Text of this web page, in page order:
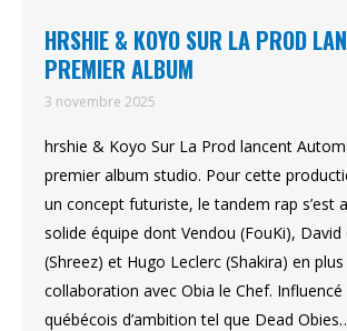
HRSHIE & KOYO SUR LA PROD
PREMIER ALBUM
3 novembre 2025
hrshie & Koyo Sur La Prod lancent
premier album studio. Pour cette
un concept futuriste, le tandem rap s’est
solide équipe dont Vendou (FouKi), David
(Shreez) et Hugo Leclerc (Shakira) en plus
collaboration avec Obia le Chef. Influencé
québécois d’ambition tel que Dead